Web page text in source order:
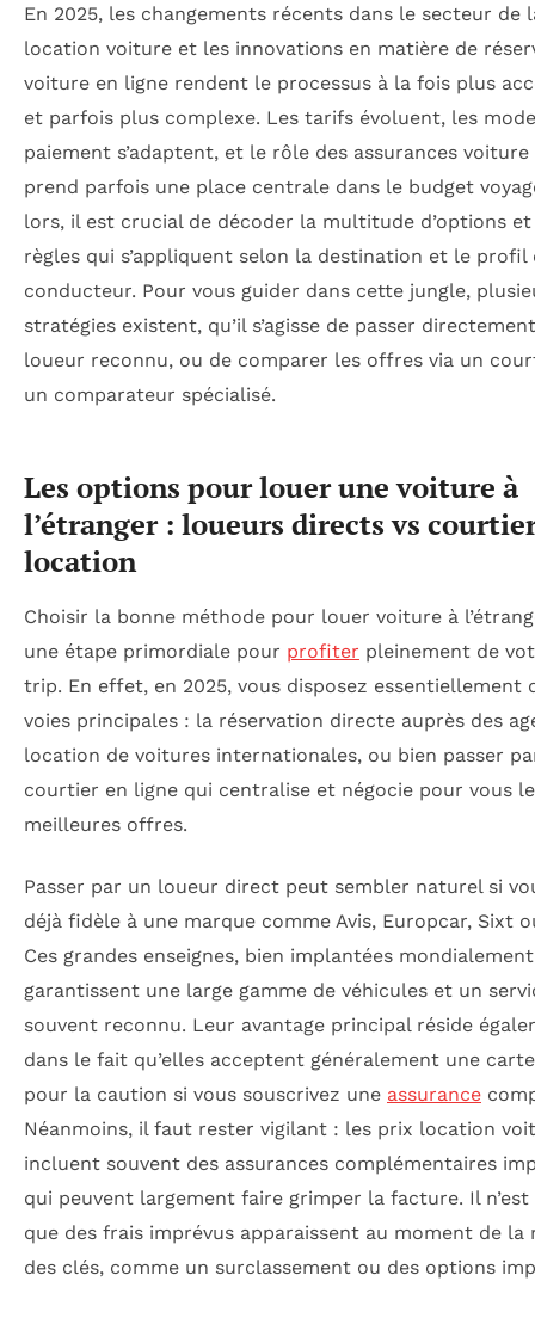
En 2025, les changements récents dans le secteur de
location voiture et les innovations en matière de
voiture en ligne rendent le processus à la fois plus
et parfois plus complexe. Les tarifs évoluent, les
paiement s’adaptent, et le rôle des assurances
prend parfois une place centrale dans le budget
lors, il est crucial de décoder la multitude d’options et
règles qui s’appliquent selon la destination et le profil
conducteur. Pour vous guider dans cette jungle,
stratégies existent, qu’il s’agisse de passer
loueur reconnu, ou de comparer les offres via un
un comparateur spécialisé.
Les options pour louer une voiture à
l’étranger : loueurs directs vs
location
Choisir la bonne méthode pour louer voiture à
une étape primordiale pour profiter pleinement de
trip. En effet, en 2025, vous disposez essentiellement
voies principales : la réservation directe auprès des
location de voitures internationales, ou bien passer
courtier en ligne qui centralise et négocie pour vous
meilleures offres.
Passer par un loueur direct peut sembler naturel si
déjà fidèle à une marque comme Avis, Europcar, Sixt
Ces grandes enseignes, bien implantées
garantissent une large gamme de véhicules et un
souvent reconnu. Leur avantage principal réside
dans le fait qu’elles acceptent généralement une
pour la caution si vous souscrivez une assurance
Néanmoins, il faut rester vigilant : les prix location
incluent souvent des assurances complémentaires
qui peuvent largement faire grimper la facture. Il n’est
que des frais imprévus apparaissent au moment de la
des clés, comme un surclassement ou des options